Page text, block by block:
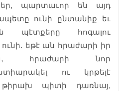
պարտաւոր են այդ
ունի ընտանիք եւ
պէտքերը հոգալու
եթէ ան հրաժարի իր
հրաժարի նոր
ու կրթելէ
թիրախ պիտի դառնայ,